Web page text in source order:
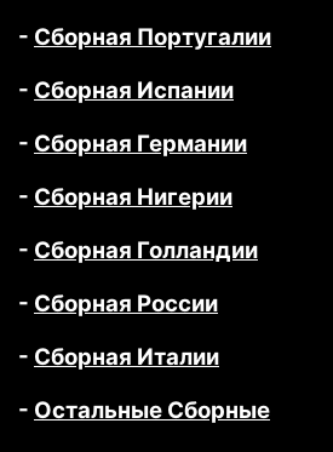
- Сборная Португалии
- Сборная Испании
- Сборная Германии
- Сборная Нигерии
- Сборная Голландии
- Сборная России
- Сборная Италии
- Остальные Сборные